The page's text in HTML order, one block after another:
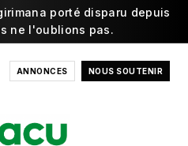
porté disparu depuis
ne l'oublions pas.
ANNONCES NOUS SOUTENIR